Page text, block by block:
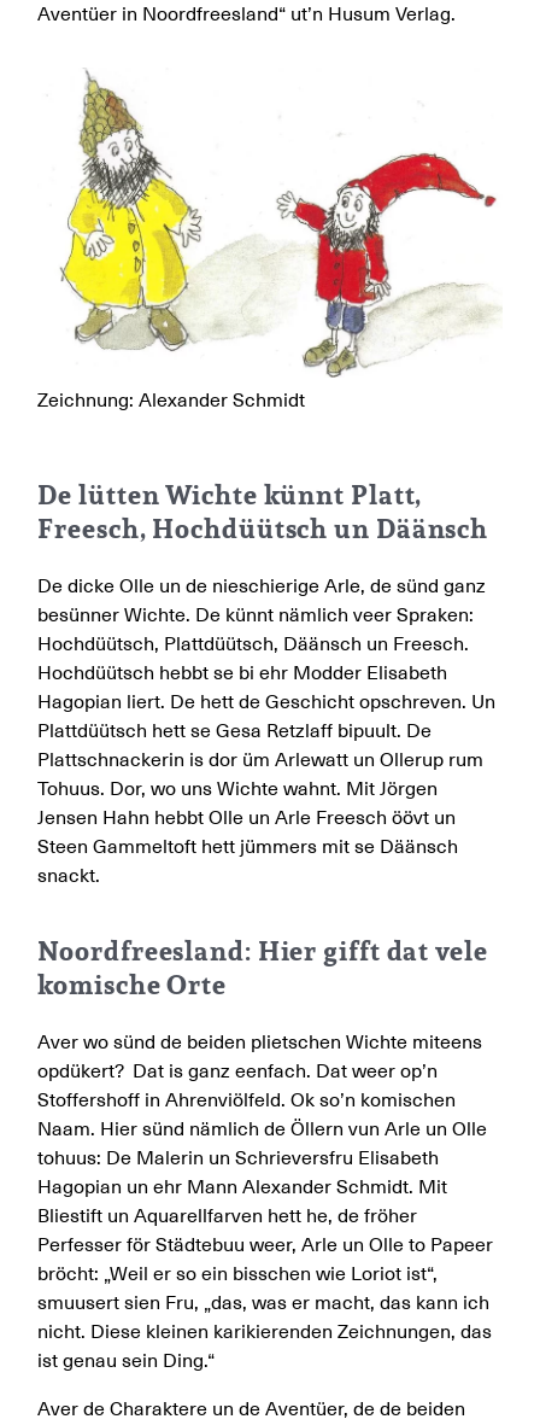
Aventüer in Noordfreesland“ ut’n Husum Verlag.
Zeichnung: Alexander Schmidt
De lütten Wichte künnt Platt,
Freesch, Hochdüütsch un Däänsch
De dicke Olle un de nieschierige Arle, de sünd ganz
besünner Wichte. De künnt nämlich veer Spraken:
Hochdüütsch, Plattdüütsch, Däänsch un Freesch.
Hochdüütsch hebbt se bi ehr Modder Elisabeth
Hagopian liert. De hett de Geschicht opschreven. Un
Plattdüütsch hett se Gesa Retzlaff bipuult. De
Plattschnackerin is dor üm Arlewatt un Ollerup rum
Tohuus. Dor, wo uns Wichte wahnt. Mit Jörgen
Jensen Hahn hebbt Olle un Arle Freesch öövt un
Steen Gammeltoft hett jümmers mit se Däänsch
snackt.
Noordfreesland: Hier gifft dat vele
komische Orte
Aver wo sünd de beiden plietschen Wichte miteens
opdükert? Dat is ganz eenfach. Dat weer op’n
Stoffershoff in Ahrenviölfeld. Ok so’n komischen
Naam. Hier sünd nämlich de Öllern vun Arle un Olle
tohuus: De Malerin un Schrieversfru Elisabeth
Hagopian un ehr Mann Alexander Schmidt. Mit
Bliestift un Aquarellfarven hett he, de fröher
Perfesser för Städtebuu weer, Arle un Olle to Papeer
bröcht: „Weil er so ein bisschen wie Loriot ist“,
smuusert sien Fru, „das, was er macht, das kann ich
nicht. Diese kleinen karikierenden Zeichnungen, das
ist genau sein Ding.“
Aver de Charaktere un de Aventüer, de de beiden